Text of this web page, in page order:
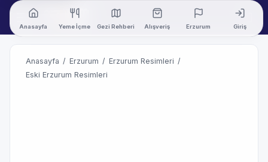
Anasayfa Yeme İçme Gezi Rehberi Alışveriş Erzurum Giriş
Anasayfa / Erzurum / Erzurum Resimleri /
Eski Erzurum Resimleri